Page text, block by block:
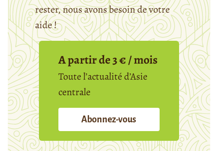
rester, nous avons besoin de votre
aide !
A partir de 3 € / mois
Toute l’actualité d’Asie
centrale
Abonnez-vous